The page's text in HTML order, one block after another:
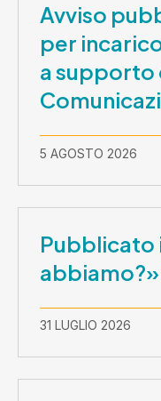
Avviso
per
a supporto
5 AGOSTO 2026
Pubblicato
31 LUGLIO 2026